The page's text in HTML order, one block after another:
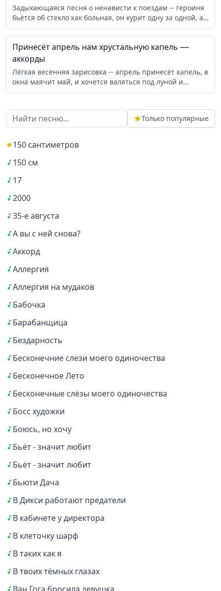
Задыхающаяся песня о ненависти к поездам -- героиня
бьётся об стекло как больная, он курит одну за одной, а
небо бесится, плачет и стонет вместе с ней.
Принесёт апрель нам хрустальную капель —
аккорды
Лёгкая весенняя зарисовка -- апрель принесёт капель, в
окна маячит май, и хочется валяться под луной и
встречать летние ночи.
Только популярные
150 сантиметров
150 см
17
2000
35-е августа
А вы с ней снова?
Аккорд
Аллергия
Аллергия на мудаков
Бабочка
Барабанщица
Бездарность
Бесконечние слези моего одиночества
Бесконечное Лето
Бесконечные слёзы моего одиночества
Босс художки
Боюсь, но хочу
Бьёт - значит любит
Бьёт - значит любит
Бьюти Дача
В Дикси работают предатели
В кабинете у директора
В клеточку шарф
В таких как я
В твоих тёмных глазах